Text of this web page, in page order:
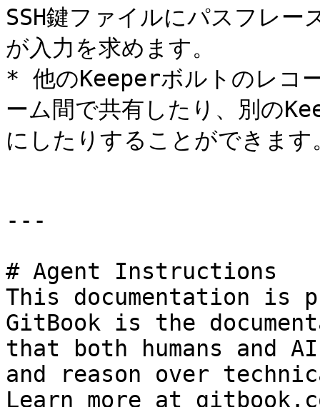
SSH鍵ファイルにパスフレ
が入力を求めます。
* 他のKeeperボルトのレコ
ーム間で共有したり、別の
にしたりすることができます
---
# Agent Instructions
This documentation is
GitBook is the
that both humans and
and reason over
Learn more at